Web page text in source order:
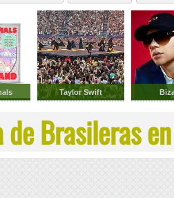
Taylor Swift
Brasileras